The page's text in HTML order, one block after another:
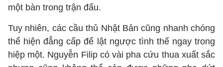
một bàn trong trận đấu.
Tuy nhiên, các cầu thủ Nhật Bản cũng nhanh chóng
thể hiện đẳng cấp để lật ngược tình thế ngay trong
hiệp một. Nguyễn Filip có vài pha cứu thua xuất sắc